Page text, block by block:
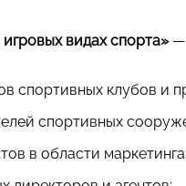
видах спорта»—
спортивных клубов и
спортивных
в области